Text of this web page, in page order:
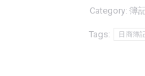
Category: 簿
Tags: 日商簿記